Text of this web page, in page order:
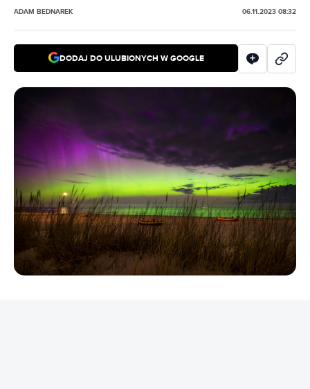
ADAM BEDNAREK 06.11.2023 08:32
DODAJ DO ULUBIONYCH W GOOGLE